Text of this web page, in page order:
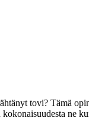
tovi? Tämä
ne